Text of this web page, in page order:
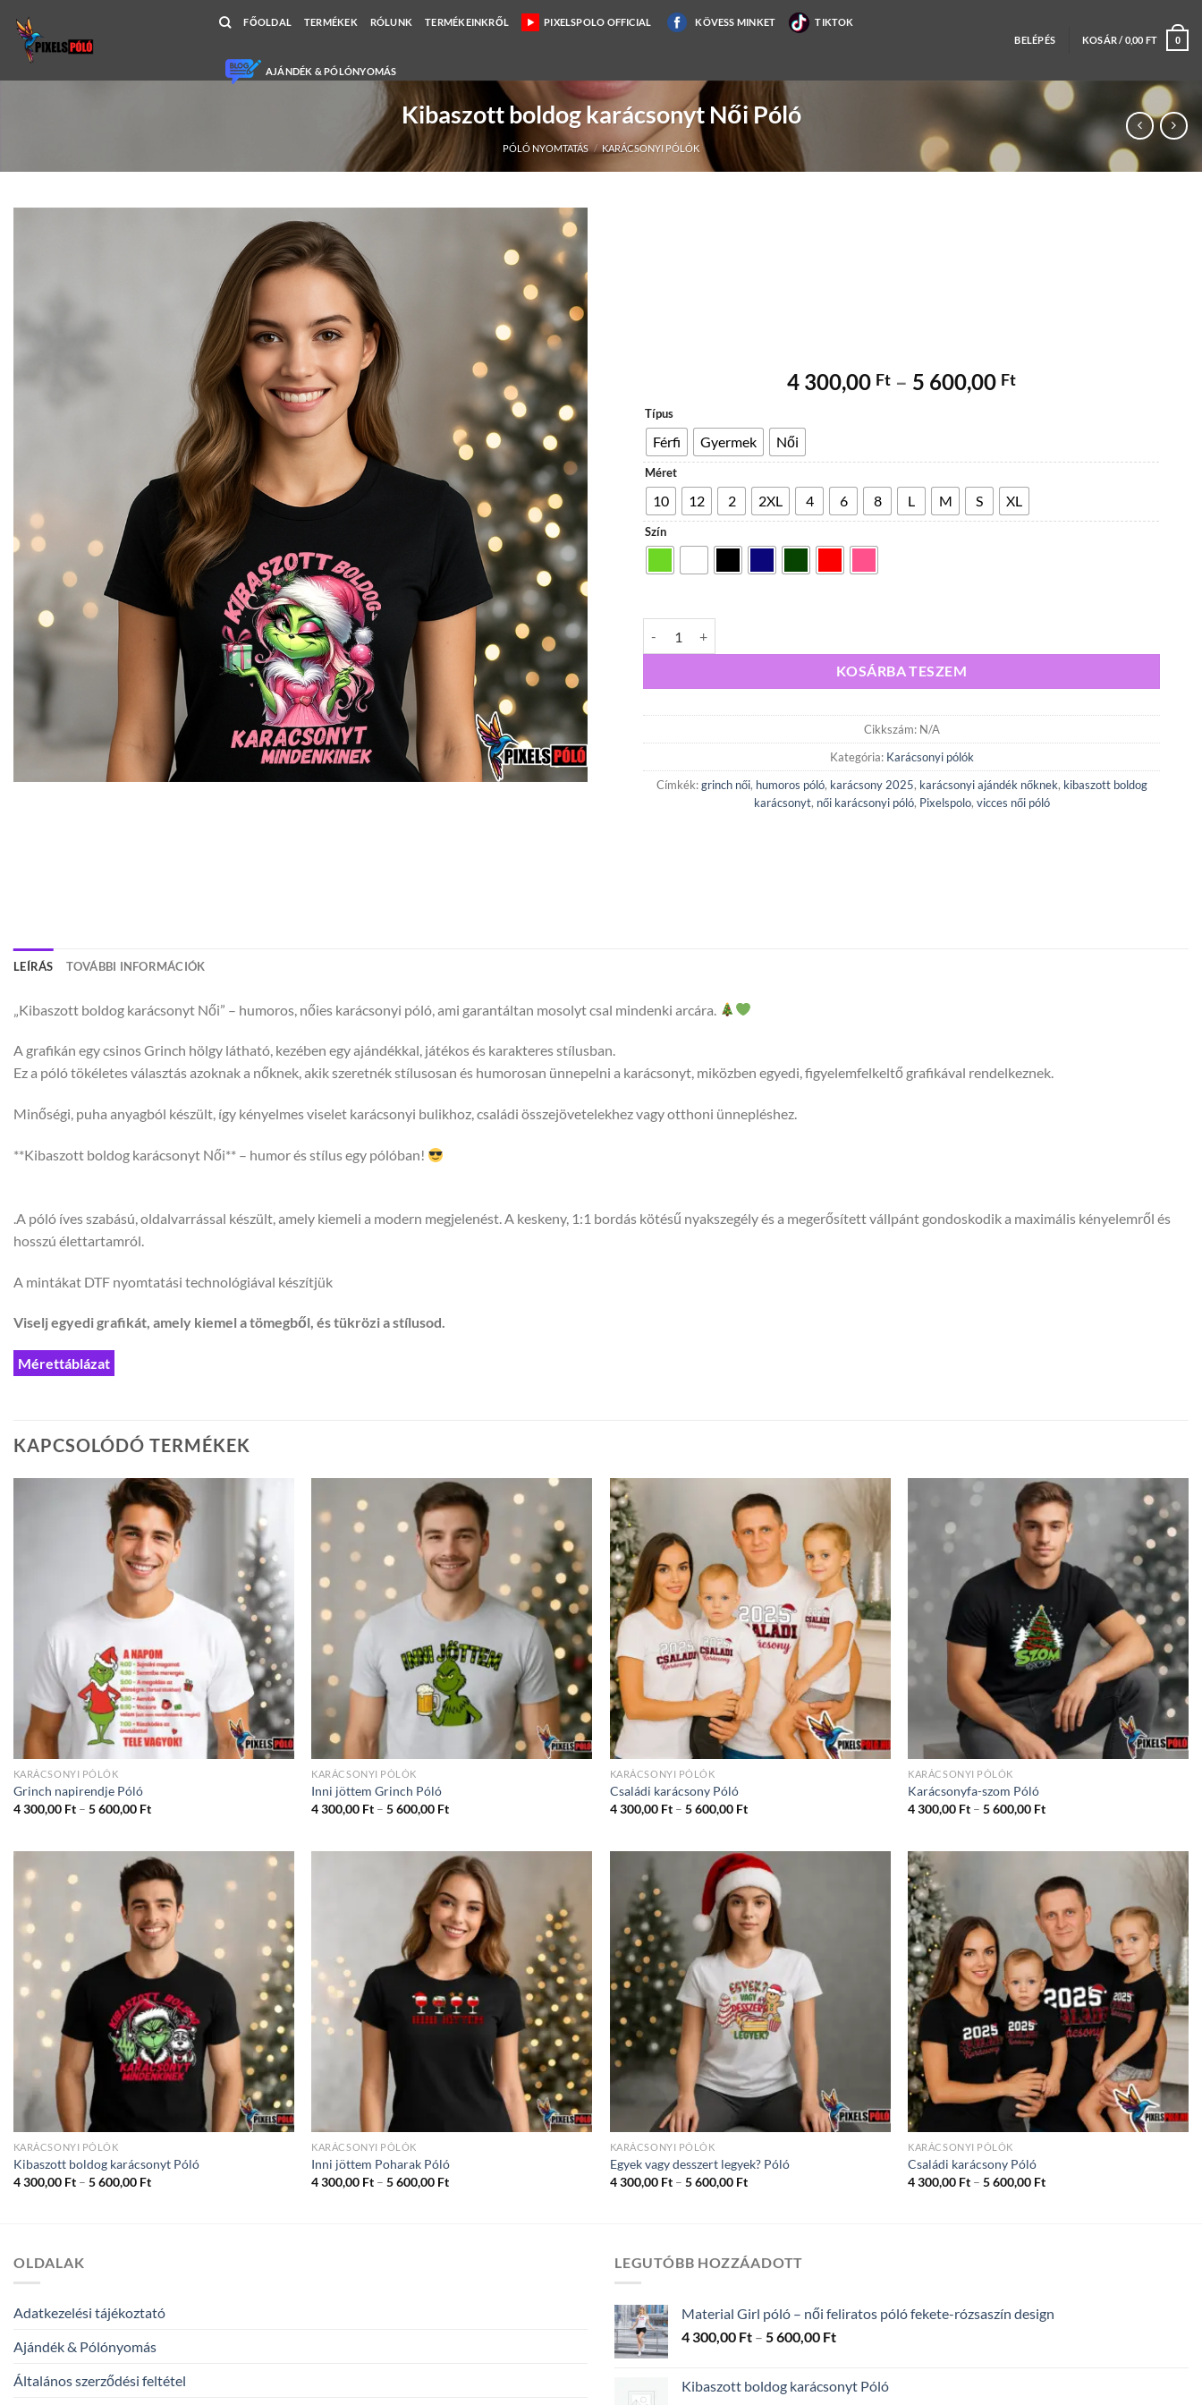
content
FŐOLDAL TERMÉKEK RÓLUNK TERMÉKEINKRŐL PIXELSPOLO OFFICIAL KÖVESS MINKET TIKTOK
AJÁNDÉK & PÓLÓNYOMÁS
BELÉPÉS KOSÁR /0,00 FT 0
Kibaszott boldog karácsonyt Női Póló
PÓLÓ NYOMTATÁS / KARÁCSONYI PÓLÓK
4 300,00 Ft – 5 600,00 FtÁrtartomány:
5
600,00 Ft
Típus
Férfi Gyermek Női
Méret
10 12 2 2XL 4 6 8 L M S XL
Szín
KOSÁRBA TESZEM
Cikkszám: N/A
Kategória: Karácsonyi pólók
Címkék:grinch női, humoros póló, karácsony 2025, karácsonyi ajándék nőknek, kibaszott boldog
karácsonyt, női karácsonyi póló, Pixelspolo, vicces női póló
LEÍRÁS TOVÁBBI INFORMÁCIÓK
„Kibaszott boldog karácsonyt Női” – humoros, nőies karácsonyi póló, ami garantáltan mosolyt csal mindenki arcára.
A grafikán egy csinos Grinch hölgy látható, kezében egy ajándékkal, játékos és karakteres stílusban.
Ez a póló tökéletes választás azoknak a nőknek, akik szeretnék stílusosan és humorosan ünnepelni a karácsonyt, miközben egyedi, figyelemfelkeltő grafikával rendelkeznek.
Minőségi, puha anyagból készült, így kényelmes viselet karácsonyi bulikhoz, családi összejövetelekhez vagy otthoni ünnepléshez.
**Kibaszott boldog karácsonyt Női** – humor és stílus egy pólóban!
.A póló íves szabású, oldalvarrással készült, amely kiemeli a modern megjelenést. A keskeny, 1:1 bordás kötésű nyakszegély és a megerősített vállpánt gondoskodik a maximális kényelemről és
hosszú élettartamról.
A mintákat DTF nyomtatási technológiával készítjük
Viselj egyedi grafikát, amely kiemel a tömegből, és tükrözi a stílusod.
Mérettáblázat
KAPCSOLÓDÓ TERMÉKEK
KARÁCSONYI PÓLÓK
Grinch napirendje Póló
4 300,00 Ft – 5 600,00 FtÁrtartomány:
5
600,00 Ft
KARÁCSONYI PÓLÓK
Inni jöttem Grinch Póló
4 300,00 Ft – 5 600,00 FtÁrtartomány:
5
600,00 Ft
KARÁCSONYI PÓLÓK
Családi karácsony Póló
4 300,00 Ft – 5 600,00 FtÁrtartomány:
5
600,00 Ft
KARÁCSONYI PÓLÓK
Karácsonyfa-szom Póló
4 300,00 Ft – 5 600,00 FtÁrtartomány:
KARÁCSONYI PÓLÓK
Kibaszott boldog karácsonyt Póló
4 300,00 Ft – 5 600,00 FtÁrtartomány:
KARÁCSONYI PÓLÓK
Inni jöttem Poharak Póló
4 300,00 Ft – 5 600,00 FtÁrtartomány:
KARÁCSONYI PÓLÓK
Egyek vagy desszert legyek? Póló
4 300,00 Ft – 5 600,00 FtÁrtartomány:
KARÁCSONYI PÓLÓK
Családi karácsony Póló
4 300,00 Ft – 5 600,00 FtÁrtartomány:
OLDALAK
Adatkezelési tájékoztató
Ajándék & Pólónyomás
Általános szerződési feltétel
LEGUTÓBB HOZZÁADOTT
Material Girl póló – női feliratos póló fekete-rózsaszín design
4 300,00 Ft – 5 600,00 FtÁrtartomány:
-
Kibaszott boldog karácsonyt Póló